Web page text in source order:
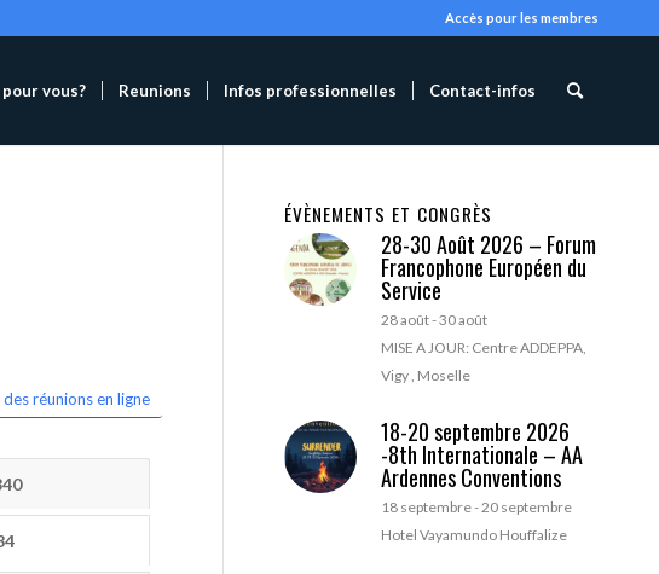
Accès pour les membres
pour vous? Reunions Infos professionnelles Contact-infos
réunions en ligne
ÉVÈNEMENTS ET CONGRÈS
28-30 Août 2026 – Forum
Francophone Européen du
Service
28 août-30 août
MISE A JOUR: Centre ADDEPPA,
Vigy , Moselle
18-20 septembre 2026
-8th Internationale – AA
Ardennes Conventions
18 septembre-20 septembre
Hotel Vayamundo Houffalize